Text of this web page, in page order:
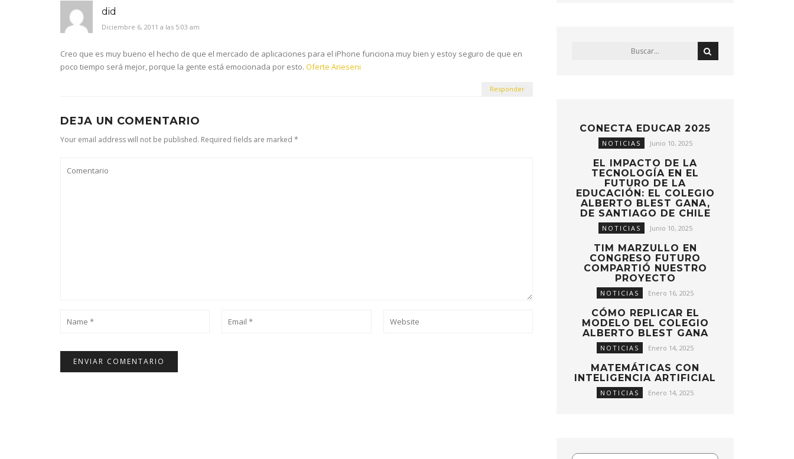
did
Diciembre 6, 2011 a las 5:03 am
Creo que es muy bueno el hecho de que el mercado de aplicaciones para el iPhone funciona muy bien y estoy seguro de que en
poco tiempo será mejor, porque la gente está emocionada por esto. Oferte Arieseni
Responder
DEJA UN COMENTARIO
Your email address will not be published. Required fields are marked *
CONECTA EDUCAR 2025
NOTICIAS Junio 10, 2025
EL IMPACTO DE LA
TECNOLOGÍA EN EL
FUTURO DE LA
EDUCACIÓN: EL COLEGIO
ALBERTO BLEST GANA,
DE SANTIAGO DE CHILE
NOTICIAS Junio 10, 2025
TIM MARZULLO EN
CONGRESO FUTURO
COMPARTIÓ NUESTRO
PROYECTO
NOTICIAS Enero 16, 2025
CÓMO REPLICAR EL
MODELO DEL COLEGIO
ALBERTO BLEST GANA
NOTICIAS Enero 14, 2025
MATEMÁTICAS CON
INTELIGENCIA ARTIFICIAL
NOTICIAS Enero 14, 2025